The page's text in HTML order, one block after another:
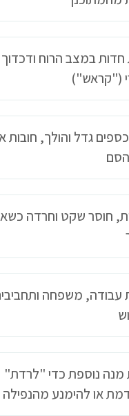
חדות במצב הרוח ודכדוך
("קראש")
גדל והולך, חובות
חוסר שקט וחרדה
עבודה, משפחה
מנה נוספת כדי "לרדת"
או להימנע מהנפילה